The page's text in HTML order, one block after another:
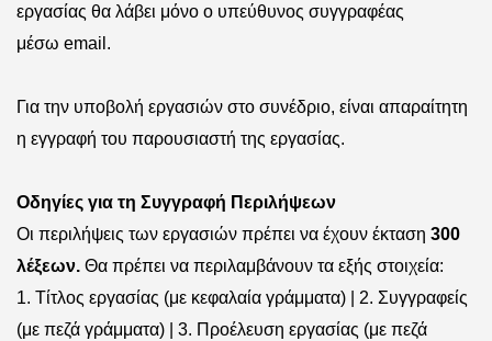
εργασίας θα λάβει μόνο ο υπεύθυνος συγγραφέας
μέσω email .
Για την υποβολή εργασιών στο συνέδριο, είναι απαραίτητη
η εγγραφή του παρουσιαστή της εργασίας.
Οδηγίες για τη Συγγραφή Περιλήψεων
Οι περιλήψεις των εργασιών πρέπει να έχουν έκταση 300
λέξεων. Θα πρέπει να περιλαμβάνουν τα εξής στοιχεία:
1. Τίτλος εργασίας (με κεφαλαία γράμματα) | 2. Συγγραφείς
(με πεζά γράμματα) | 3. Προέλευση εργασίας (με πεζά